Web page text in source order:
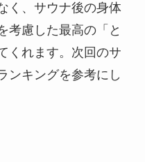
く、サウナ後の身体
考慮した最高の「と
くれます。次回のサ
ンキングを参考にし